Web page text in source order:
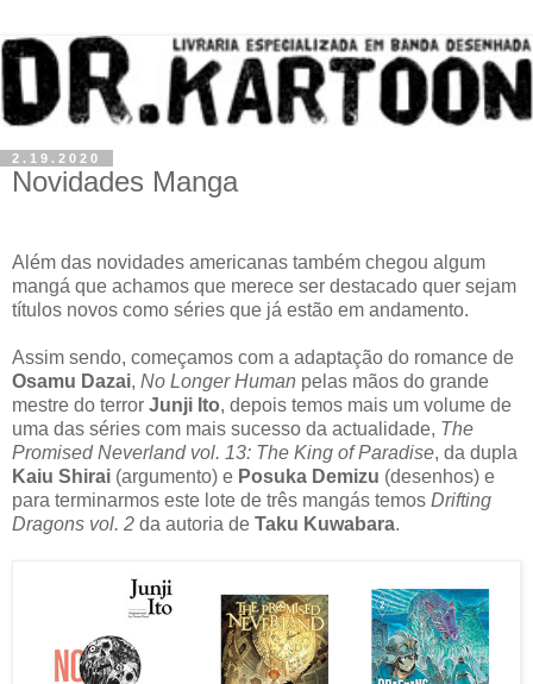
2.19.2020
Novidades Manga
Além das novidades americanas também chegou algum
mangá que achamos que merece ser destacado quer sejam
títulos novos como séries que já estão em andamento.
Assim sendo, começamos com a adaptação do romance de
Osamu Dazai, No Longer Human pelas mãos do grande
mestre do terror Junji Ito, depois temos mais um volume de
uma das séries com mais sucesso da actualidade, The
Promised Neverland vol. 13: The King of Paradise, da dupla
Kaiu Shirai (argumento) e Posuka Demizu (desenhos) e
para terminarmos este lote de três mangás temos Drifting
Dragons vol. 2 da autoria de Taku Kuwabara.